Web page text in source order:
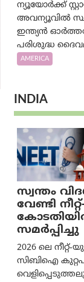
ന്യൂയോർക്ക്
അവന്യൂവിൽ
ഇന്ത്യൻ
പരിശുദ്ധ
AMERICA
INDIA
സ്വന്തം
വേണ്ടി
സമര്‍പ്പിച്ചു
2026 ലെ
സിബിഐ